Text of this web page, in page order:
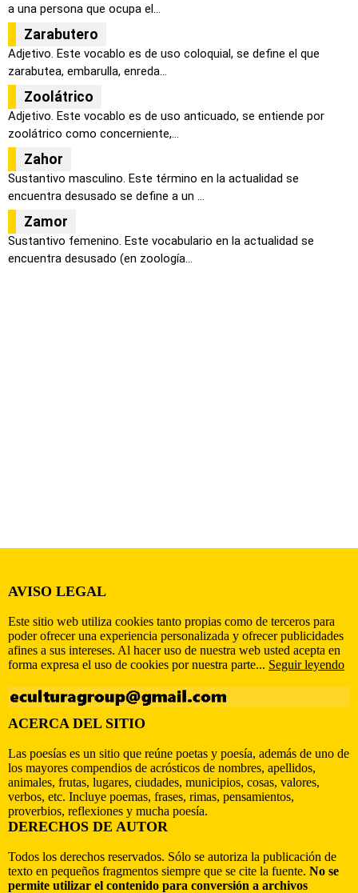
a una persona que ocupa el...
Zarabutero
Adjetivo. Este vocablo es de uso coloquial, se define el que
zarabutea, embarulla, enreda...
Zoolátrico
Adjetivo. Este vocablo es de uso anticuado, se entiende por
zoolátrico como concerniente,...
Zahor
Sustantivo masculino. Este término en la actualidad se
encuentra desusado se define a un ...
Zamor
Sustantivo femenino. Este vocabulario en la actualidad se
encuentra desusado (en zoología...
AVISO LEGAL
Este sitio web utiliza cookies tanto propias como de terceros para
poder ofrecer una experiencia personalizada y ofrecer publicidades
afines a sus intereses. Al hacer uso de nuestra web usted acepta en
forma expresa el uso de cookies por nuestra parte... Seguir leyendo
ACERCA DEL SITIO
Las poesías es un sitio que reúne poetas y poesía, además de uno de
los mayores compendios de acrósticos de nombres, apellidos,
animales, frutas, lugares, ciudades, municipios, cosas, valores,
verbos, etc. Incluye poemas, frases, rimas, pensamientos,
proverbios, reflexiones y mucha poesía.
DERECHOS DE AUTOR
Todos los derechos reservados. Sólo se autoriza la publicación de
texto en pequeños fragmentos siempre que se cite la fuente. No se
permite utilizar el contenido para conversión a archivos